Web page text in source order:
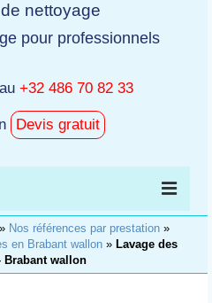
nettoyage
pour professionnels
+32 486 70 82 33
Devis gratuit
» Nos références par prestation »
en Brabant wallon » Lavage des
Brabant wallon